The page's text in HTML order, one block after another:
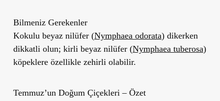
Bilmeniz Gerekenler
Kokulu beyaz nilüfer (Nymphaea odorata) dikerken
dikkatli olun; kirli beyaz nilüfer (Nymphaea tuberosa)
köpeklere özellikle zehirli olabilir.
Temmuz’un Doğum Çiçekleri – Özet